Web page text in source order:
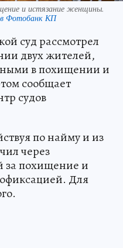
и истязание женщины.
Фотобанк КП
суд рассмотрел
двух жителей,
в похищении и
сообщает
судов
по найму и из
через
за похищение и
Для